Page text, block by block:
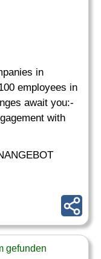
in
employees in
await you:-
with
gefunden